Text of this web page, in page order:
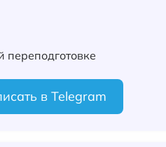
в Telegram